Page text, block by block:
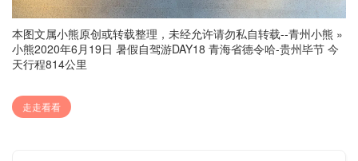
本图文属小熊原创或转载整理，未经允许请勿私自转载--青州小熊 »
小熊2020年6月19日 暑假自驾游DAY18 青海省德令哈-贵州毕节 今
天行程814公里
走走看看